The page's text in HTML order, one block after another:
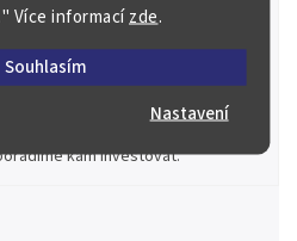
" Více informacízde.
Souhlasím
Nastavení
za nejlepší ceny
se Vám bude plně věnovat.
kam investovat.